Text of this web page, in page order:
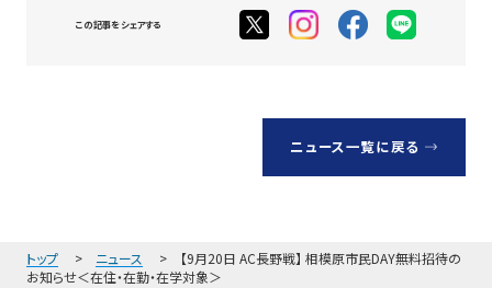
この記事をシェアする
ニュース一覧に戻る
トップ ニュース
【9月20日 AC長野戦】 相模原市民DAY無料招待の
お知らせ＜在住・在勤・在学対象＞